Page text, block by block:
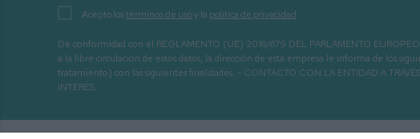
Acepto lostérminos de usoy la política de privacidad
De conformidad con el REGLAMENTO (UE) 2016/679 DEL PARLAMENTO
a la libre circulación de estos datos, la dirección de esta empresa le informa de los
tratamiento) con las siguientes finalidades: - CONTACTO CON LA ENTIDAD A
INTERÉS.